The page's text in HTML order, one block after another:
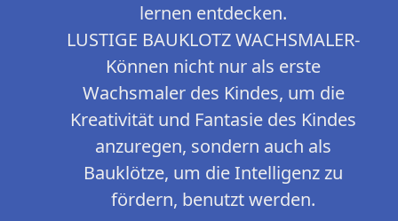
lernen entdecken.
LUSTIGE BAUKLOTZ WACHSMALER-
Können nicht nur als erste
Wachsmaler des Kindes, um die
Kreativität und Fantasie des Kindes
anzuregen, sondern auch als
Bauklötze, um die Intelligenz zu
fördern, benutzt werden.